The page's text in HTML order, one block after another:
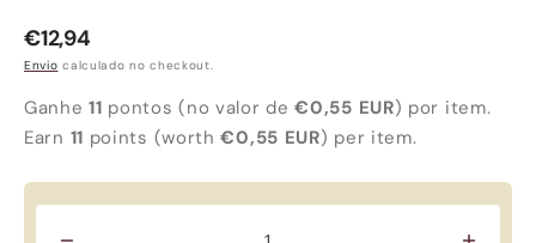
Preço
Regular
€12,94
Envio calculado no checkout.
Ganhe11 pontos (no valor de€0,55 EUR) por item.
Earn 11 points (worth€0,55 EUR) per item.